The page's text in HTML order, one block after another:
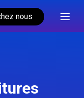
nous